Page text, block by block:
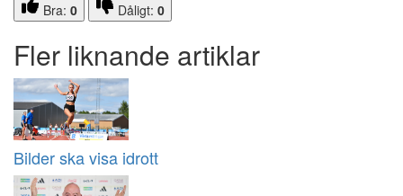
Bra: 0 Dåligt: 0
Fler liknande artiklar
Bilder ska visa idrott